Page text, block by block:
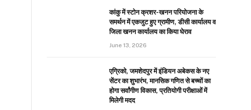
कांकु में स्टोन क्रशर-खनन परियोजना के
समर्थन में एकजुट हुए ग्रामीण, डीसी कार्यालय व
जिला खनन कार्यालय का किया घेराव
June 13, 2026
एग्रिको, जमशेदपुर में इंडियन अबेकस के नए
सेंटर का शुभारंभ, मानसिक गणित से बच्चों का
होगा सर्वांगीण विकास, प्रतियोगी परीक्षाओं में
मिलेगी मदद